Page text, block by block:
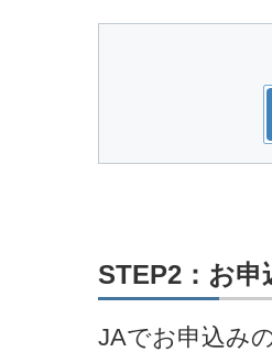
STEP2：お申
JAでお申込み